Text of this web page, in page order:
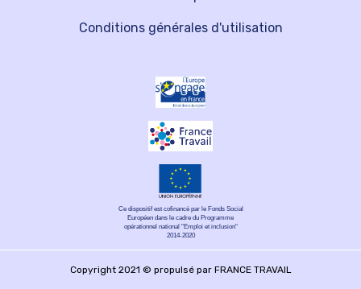
Conditions générales d'utilisation
Ce dispositif est cofinancé par le Fonds Social
Européen dans le cadre du Programme
opérationnel national "Emploi et inclusion"
2014-2020
Copyright 2021 © propulsé par FRANCE TRAVAIL